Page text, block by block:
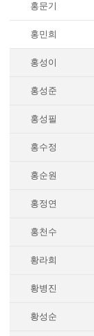
홍문기
홍민희
홍성이
홍성준
홍성필
홍수정
홍순원
홍정연
홍천수
황라희
황병진
황성순